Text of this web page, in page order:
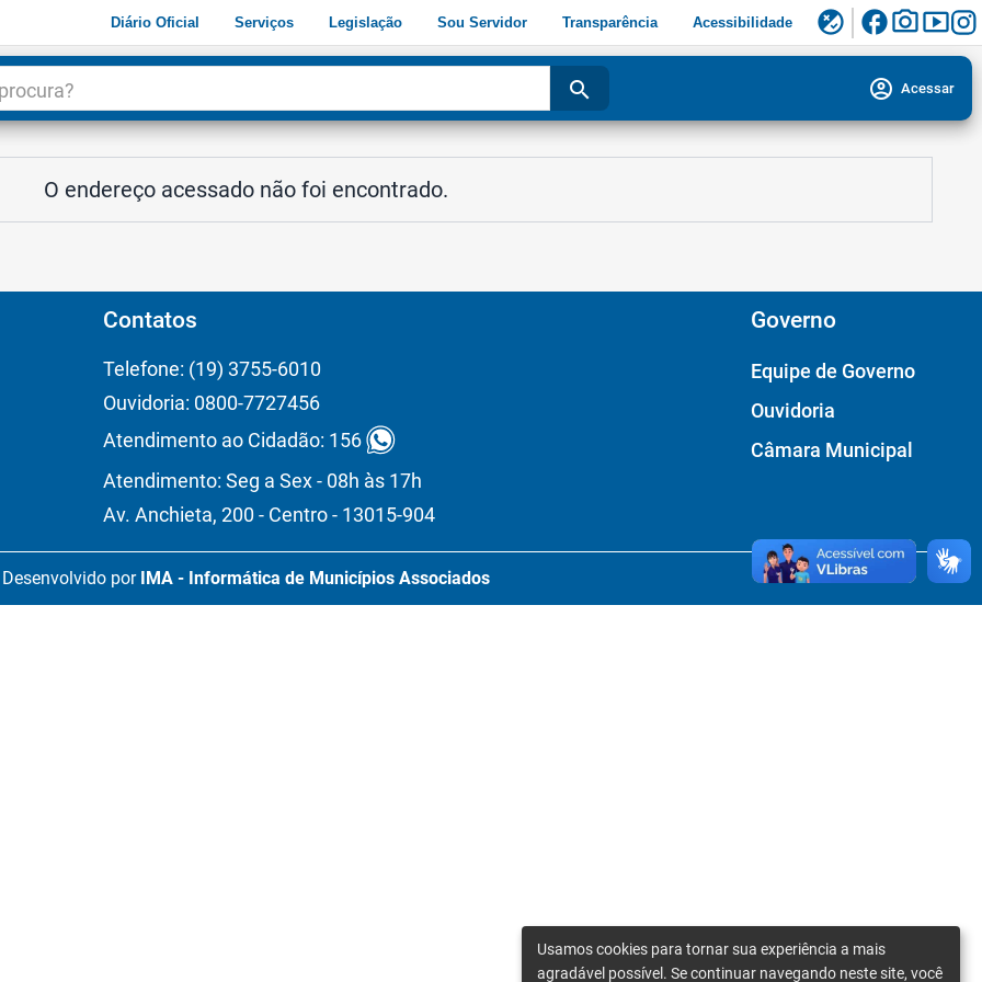
Diário Oficial Serviços Legislação Sou Servidor Transparência Acessibilidade flaky facebookphoto_camerasmart_display
search account_circle Acessar
O endereço acessado não foi encontrado.
Contatos
Telefone: (19) 3755-6010
Ouvidoria: 0800-7727456
Atendimento ao Cidadão: 156
Atendimento: Seg a Sex - 08h às 17h
Av. Anchieta, 200 - Centro - 13015-904
Governo
Equipe de Governo
Ouvidoria
Câmara Municipal
Desenvolvido por IMA - Informática de Municípios Associados
Usamos cookies para tornar sua experiência a mais
agradável possível. Se continuar navegando neste site, você